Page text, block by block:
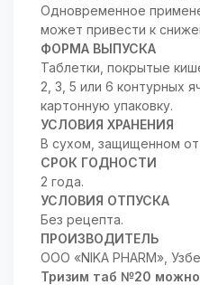
Одновременное
может привести к
ФОРМА ВЫПУСКА
Таблетки, покрытые
2, 3, 5 или 6 контурных
картонную упаковку.
УСЛОВИЯ ХРАНЕНИЯ
В сухом, защищенном
СРОК ГОДНОСТИ
2 года.
УСЛОВИЯ ОТПУСКА
Без рецепта.
ПРОИЗВОДИТЕЛЬ
ООО «NIKA PHARM»,
Тризим таб №20 можно